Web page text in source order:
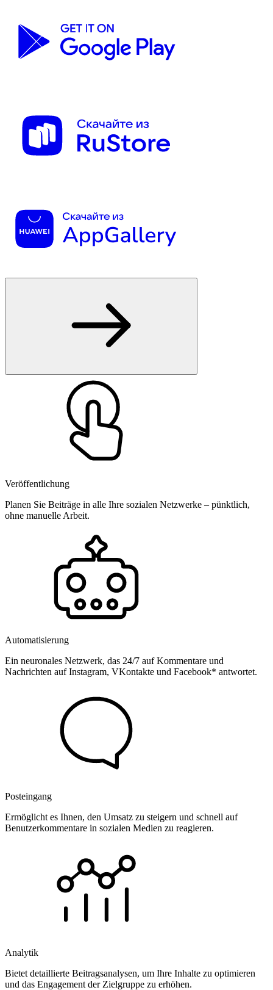
Veröffentlichung
Planen Sie Beiträge in alle Ihre sozialen Netzwerke – pünktlich,
ohne manuelle Arbeit.
Automatisierung
Ein neuronales Netzwerk, das 24/7 auf Kommentare und
Nachrichten auf Instagram, VKontakte und Facebook* antwortet.
Posteingang
Ermöglicht es Ihnen, den Umsatz zu steigern und schnell auf
Benutzerkommentare in sozialen Medien zu reagieren.
Analytik
Bietet detaillierte Beitragsanalysen, um Ihre Inhalte zu optimieren
und das Engagement der Zielgruppe zu erhöhen.